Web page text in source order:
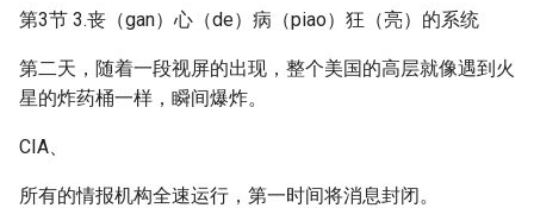
第3节 3.丧（gan）心（de）病（piao）狂（亮）的系统
第二天，随着一段视屏的出现，整个美国的高层就像遇到火
星的炸药桶一样，瞬间爆炸。
CIA、
所有的情报机构全速运行，第一时间将消息封闭。